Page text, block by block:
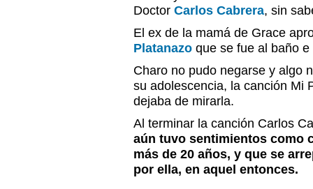
Doctor Carlos Cabrera, sin
El ex de la mamá de Grace
Platanazo que se fue al baño
Charo no pudo negarse y algo
su adolescencia, la canción Mi
dejaba de mirarla.
Al terminar la canción Carlos
aún tuvo sentimientos como
más de 20 años, y que se
por ella, en aquel entonces.